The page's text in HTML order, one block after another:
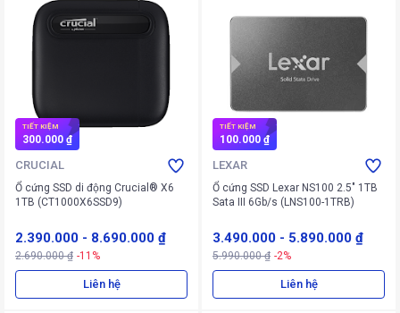
TIẾT KIỆM
300.000 ₫
CRUCIAL
Ổ cứng SSD di động Crucial® X6
1TB (CT1000X6SSD9)
2.390.000 - 8.690.000 ₫
2.690.000 ₫ -11%
Liên hệ
TIẾT KIỆM
100.000 ₫
LEXAR
Ổ cứng SSD Lexar NS100 2.5" 1TB
Sata III 6Gb/s (LNS100-1TRB)
3.490.000 - 5.890.000 ₫
5.990.000 ₫ -2%
Liên hệ